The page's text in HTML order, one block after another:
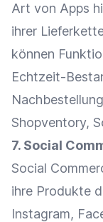
Art von Apps
ihrer
können
Echtzeit-
Shopventory,
7. Social
Social
ihre Produkte
Instagram,